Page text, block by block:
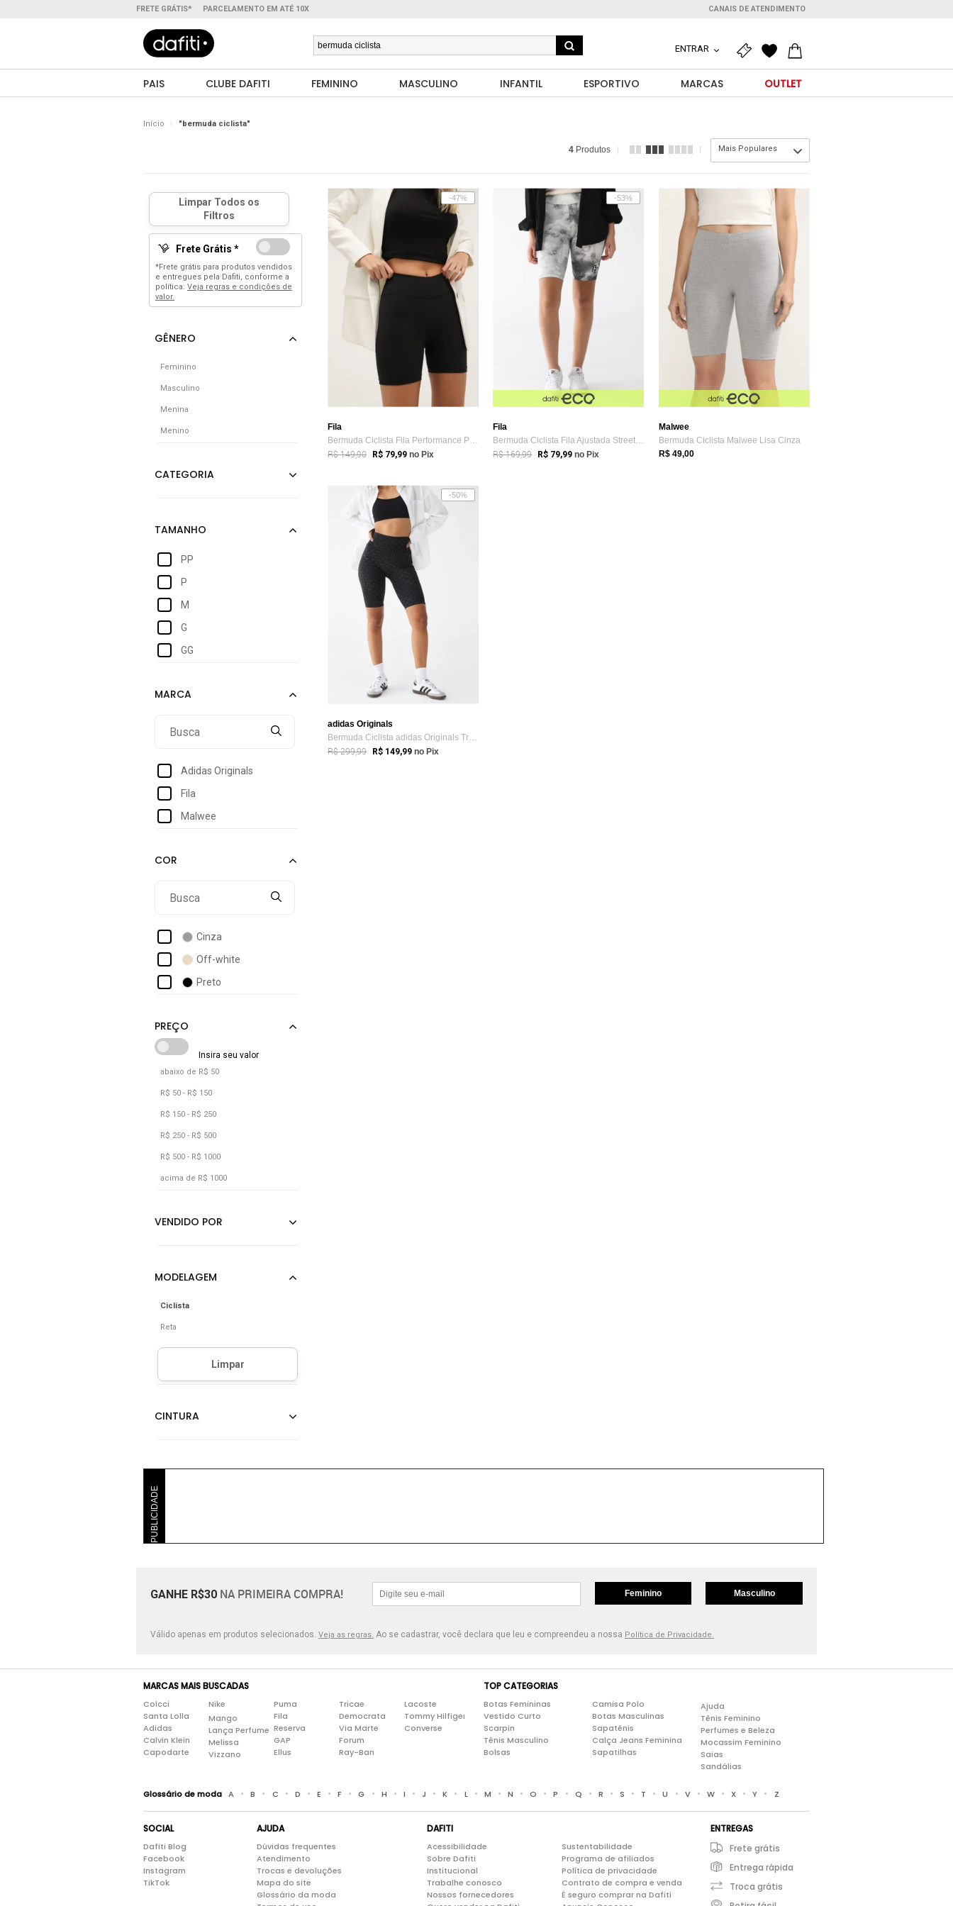
FRETE GRÁTIS* PARCELAMENTO EM ATÉ 10X CANAIS DE ATENDIMENTO
ENTRAR
PAIS CLUBE DAFITI FEMININO MASCULINO INFANTIL ESPORTIVO MARCAS OUTLET
Início "bermuda ciclista"
4 Produtos Mais Populares
Frete Grátis *
*Frete grátis para produtos vendidos
e entregues pela Dafiti, conforme a
política: Veja regras e condições de
valor.
Feminino
Masculino
Menina
Menino
PP
P
M
G
GG
Adidas Originals
Fila
Malwee
Cinza
Off-white
Preto
abaixo de R$ 50
R$ 50 - R$ 150
R$ 150 - R$ 250
R$ 250 - R$ 500
R$ 500 - R$ 1000
acima de R$ 1000
Ciclista
Reta
-47%
Fila
Bermuda Ciclista Fila Performance Preta
R$ 149,90 R$ 79,99 no Pix
-53%
Fila
Bermuda Ciclista Fila Ajustada Street Ho...
R$ 169,99 R$ 79,99 no Pix
Malwee
Bermuda Ciclista Malwee Lisa Cinza
R$ 49,00
-50%
adidas Originals
Bermuda Ciclista adidas Originals Trefoi...
R$ 299,99 R$ 149,99 no Pix
PUBLICIDADE
GANHE R$30 NA PRIMEIRA COMPRA! Feminino Masculino
Válido apenas em produtos selecionados. Veja as regras. Ao se cadastrar, você declara que leu e compreendeu a nossa Política de Privacidade.
MARCAS MAIS BUSCADAS
Colcci
Santa Lolla
Adidas
Calvin Klein
Capodarte
Nike
Mango
Lança Perfume
Melissa
Vizzano
Puma
Fila
Reserva
GAP
Ellus
Tricae
Democrata
Via Marte
Forum
Ray-Ban
Lacoste
Tommy Hilfiger
Converse
TOP CATEGORIAS
Botas Femininas
Vestido Curto
Scarpin
Tênis Masculino
Bolsas
Camisa Polo
Botas Masculinas
Sapatênis
Calça Jeans Feminina
Sapatilhas
Ajuda
Tênis Feminino
Perfumes e Beleza
Mocassim Feminino
Saias
Sandálias
Glossário de moda A • B • C • D • E • F • G • H • I • J • K • L • M • N • O • P • Q • R • S • T • U • V • W • X • Y • Z
SOCIAL
Dafiti Blog
Facebook
Instagram
TikTok
AJUDA
Dúvidas frequentes
Atendimento
Trocas e devoluções
Mapa do site
Glossário da moda
DAFITI
Acessibilidade
Sobre Dafiti
Institucional
Trabalhe conosco
Nossos fornecedores
Sustentabilidade
Programa de afiliados
Política de privacidade
Contrato de compra e venda
É seguro comprar na Dafiti
ENTREGAS
Frete grátis
Entrega rápida
Troca grátis